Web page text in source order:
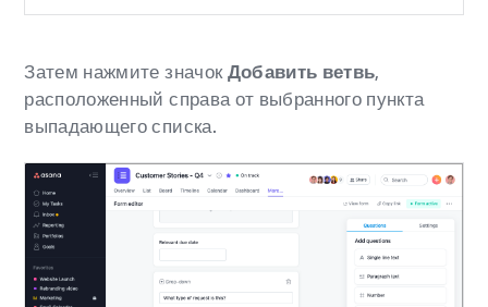
Затем нажмите значок Добавить ветвь,
расположенный справа от выбранного пункта
выпадающего списка.